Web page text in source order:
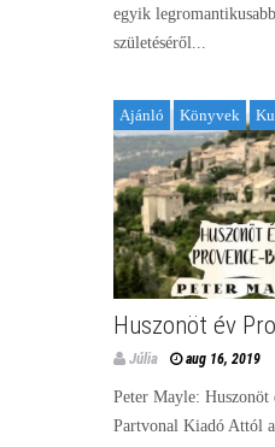
egyik
születéséről...
Ajánló Könyvek
Huszonöt év
Júlia aug 16, 2019
Peter Mayle: Huszonöt
Partvonal Kiadó Attól